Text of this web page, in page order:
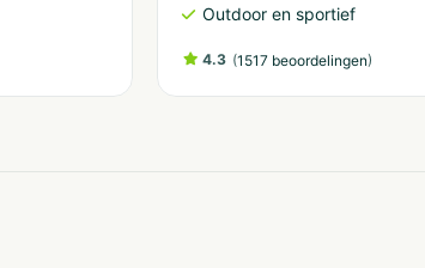
Outdoor en sportief
4.3 (1517 beoordelingen)